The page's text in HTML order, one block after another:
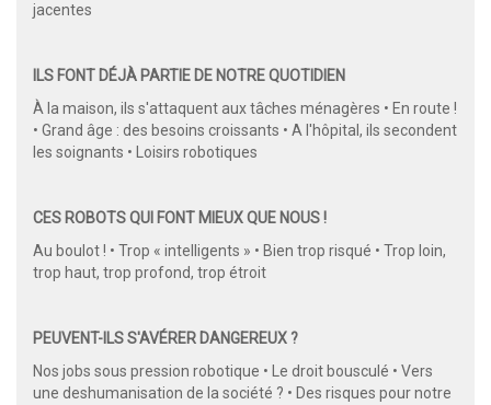
jacentes
ILS FONT DÉJÀ PARTIE DE NOTRE QUOTIDIEN
À la maison, ils s'attaquent aux tâches ménagères • En route !
• Grand âge : des besoins croissants • A l'hôpital, ils secondent
les soignants • Loisirs robotiques
CES ROBOTS QUI FONT MIEUX QUE NOUS !
Au boulot ! • Trop « intelligents » • Bien trop risqué • Trop loin,
trop haut, trop profond, trop étroit
PEUVENT-ILS S'AVÉRER DANGEREUX ?
Nos jobs sous pression robotique • Le droit bousculé • Vers
une deshumanisation de la société ? • Des risques pour notre